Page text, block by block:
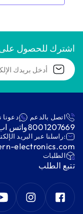
اشترك للحصول
اتصل بالدعم
8001207669واتس
:راسلنا عبر البريد
electronics.com
‫الطلبات‬
‫تتبع الطلب‬